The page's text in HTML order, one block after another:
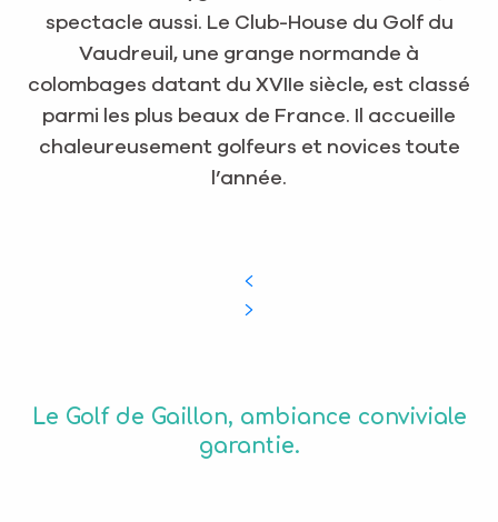
spectacle aussi. Le Club-House du Golf du
Vaudreuil, une grange normande à
colombages datant du XVIIe siècle, est classé
parmi les plus beaux de France. Il accueille
chaleureusement golfeurs et novices toute
l’année.
Le Golf de Gaillon, ambiance conviviale
garantie.